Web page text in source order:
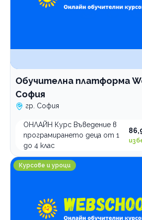
Обучителна платформа
София
гр. София
ОНЛАЙН Курс Въведение в
програмирането деца от 1
до 4 клас
Обучителна платформа
Курсове и уроци